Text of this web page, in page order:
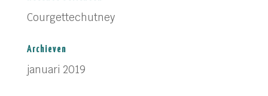
Courgettechutney
Archieven
januari 2019